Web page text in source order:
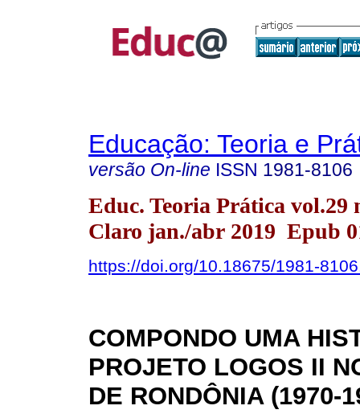
Educação: Teoria e
versão On-line ISSN 1981-8106
Educ. Teoria Prática vol.29
Claro jan./abr 2019 Epub
https://doi.org/10.18675/1981-
COMPONDO UMA
PROJETO LOGOS II
DE RONDÔNIA (1970-